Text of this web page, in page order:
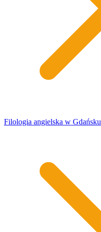
​Filologia angielska w Gdańsku